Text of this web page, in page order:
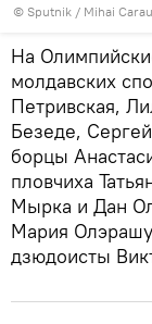
© Sputnik / Mihai
На
молдавских
Петривская,
Безеде,
борцы
пловчиха
Мырка и Дан
Мария
дзюдоисты